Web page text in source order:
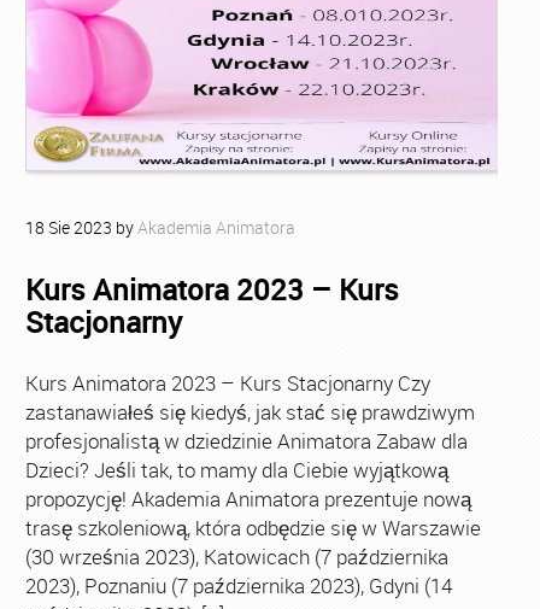
18 Sie2023 byAkademia Animatora
Kurs Animatora 2023 – Kurs
Stacjonarny
Kurs Animatora 2023 – Kurs Stacjonarny Czy
zastanawiałeś się kiedyś, jak stać się prawdziwym
profesjonalistą w dziedzinie Animatora Zabaw dla
Dzieci? Jeśli tak, to mamy dla Ciebie wyjątkową
propozycję! Akademia Animatora prezentuje nową
trasę szkoleniową, która odbędzie się w Warszawie
(30 września 2023), Katowicach (7 października
2023), Poznaniu (7 października 2023), Gdyni (14